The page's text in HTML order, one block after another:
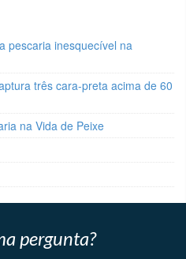
pescaria inesquecível na
três cara-preta acima de 60
na Vida de Peixe
pergunta?